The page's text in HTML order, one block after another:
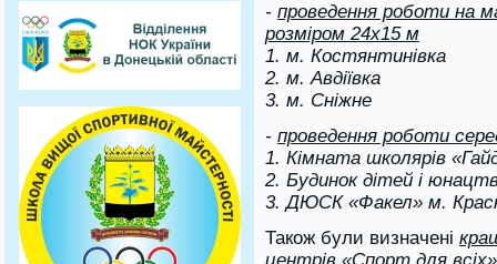
- проведення роботи на
розміром 24х15 м
1. м. Костянтинівка
2. м. Авдіївка
3. м. Сніжне
- проведення роботи
1. Кімната школярів
2. Будинок дітей і
3. ДЮСК «Факел» м.
Також були визначені